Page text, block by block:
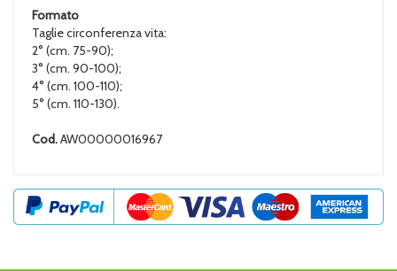
Formato
Taglie circonferenza vita:
2° (cm. 75-90);
3° (cm. 90-100);
4° (cm. 100-110);
5° (cm. 110-130).
Cod.AW00000016967